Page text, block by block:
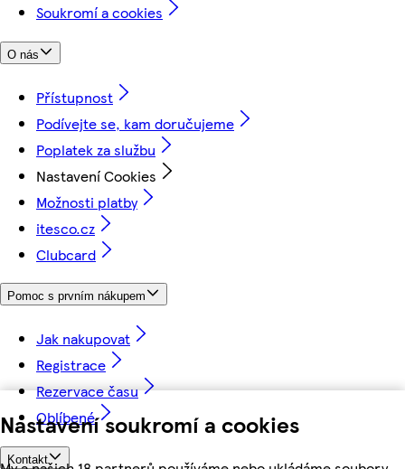
Nastavení soukromí a cookies
Soukromí a cookies
O nás
Přístupnost
Podívejte se, kam doručujeme
Poplatek za službu
Nastavení Cookies
Možnosti platby
itesco.cz
Clubcard
Pomoc s prvním nákupem
Jak nakupovat
Registrace
Rezervace času
Oblíbené
Kontakt